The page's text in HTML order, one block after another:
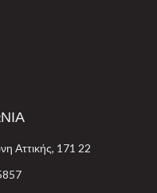
Αττικής, 171 22